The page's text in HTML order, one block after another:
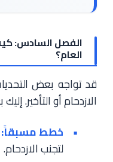
الفصل السادس:
العام؟
قد تواجه بعض
الازدحام أو التأخير.
خطط مسبقاً:
لتجنب الازدحام.